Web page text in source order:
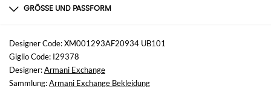
_
GRÖSSE UND PASSFORM
Größen
nicht verfügbar
Größe und Passform
Normale Passform
Designer Code: XM001293AF20934 UB101
Giglio Code: I29378
Designer:Armani Exchange
Sammlung:Armani Exchange Bekleidung